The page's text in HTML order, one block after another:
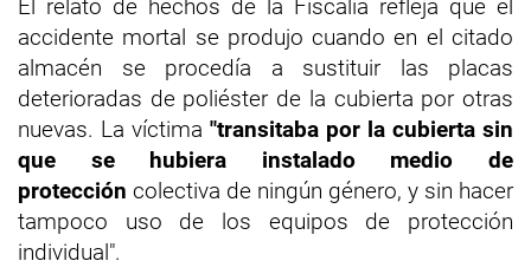
El relato de hechos de la Fiscalía refleja que el
accidente mortal se produjo cuando en el citado
almacén se procedía a sustituir las placas
deterioradas de poliéster de la cubierta por otras
nuevas. La víctima "transitaba por la cubierta sin
que se hubiera instalado medio de
protección colectiva de ningún género, y sin hacer
tampoco uso de los equipos de protección
individual".